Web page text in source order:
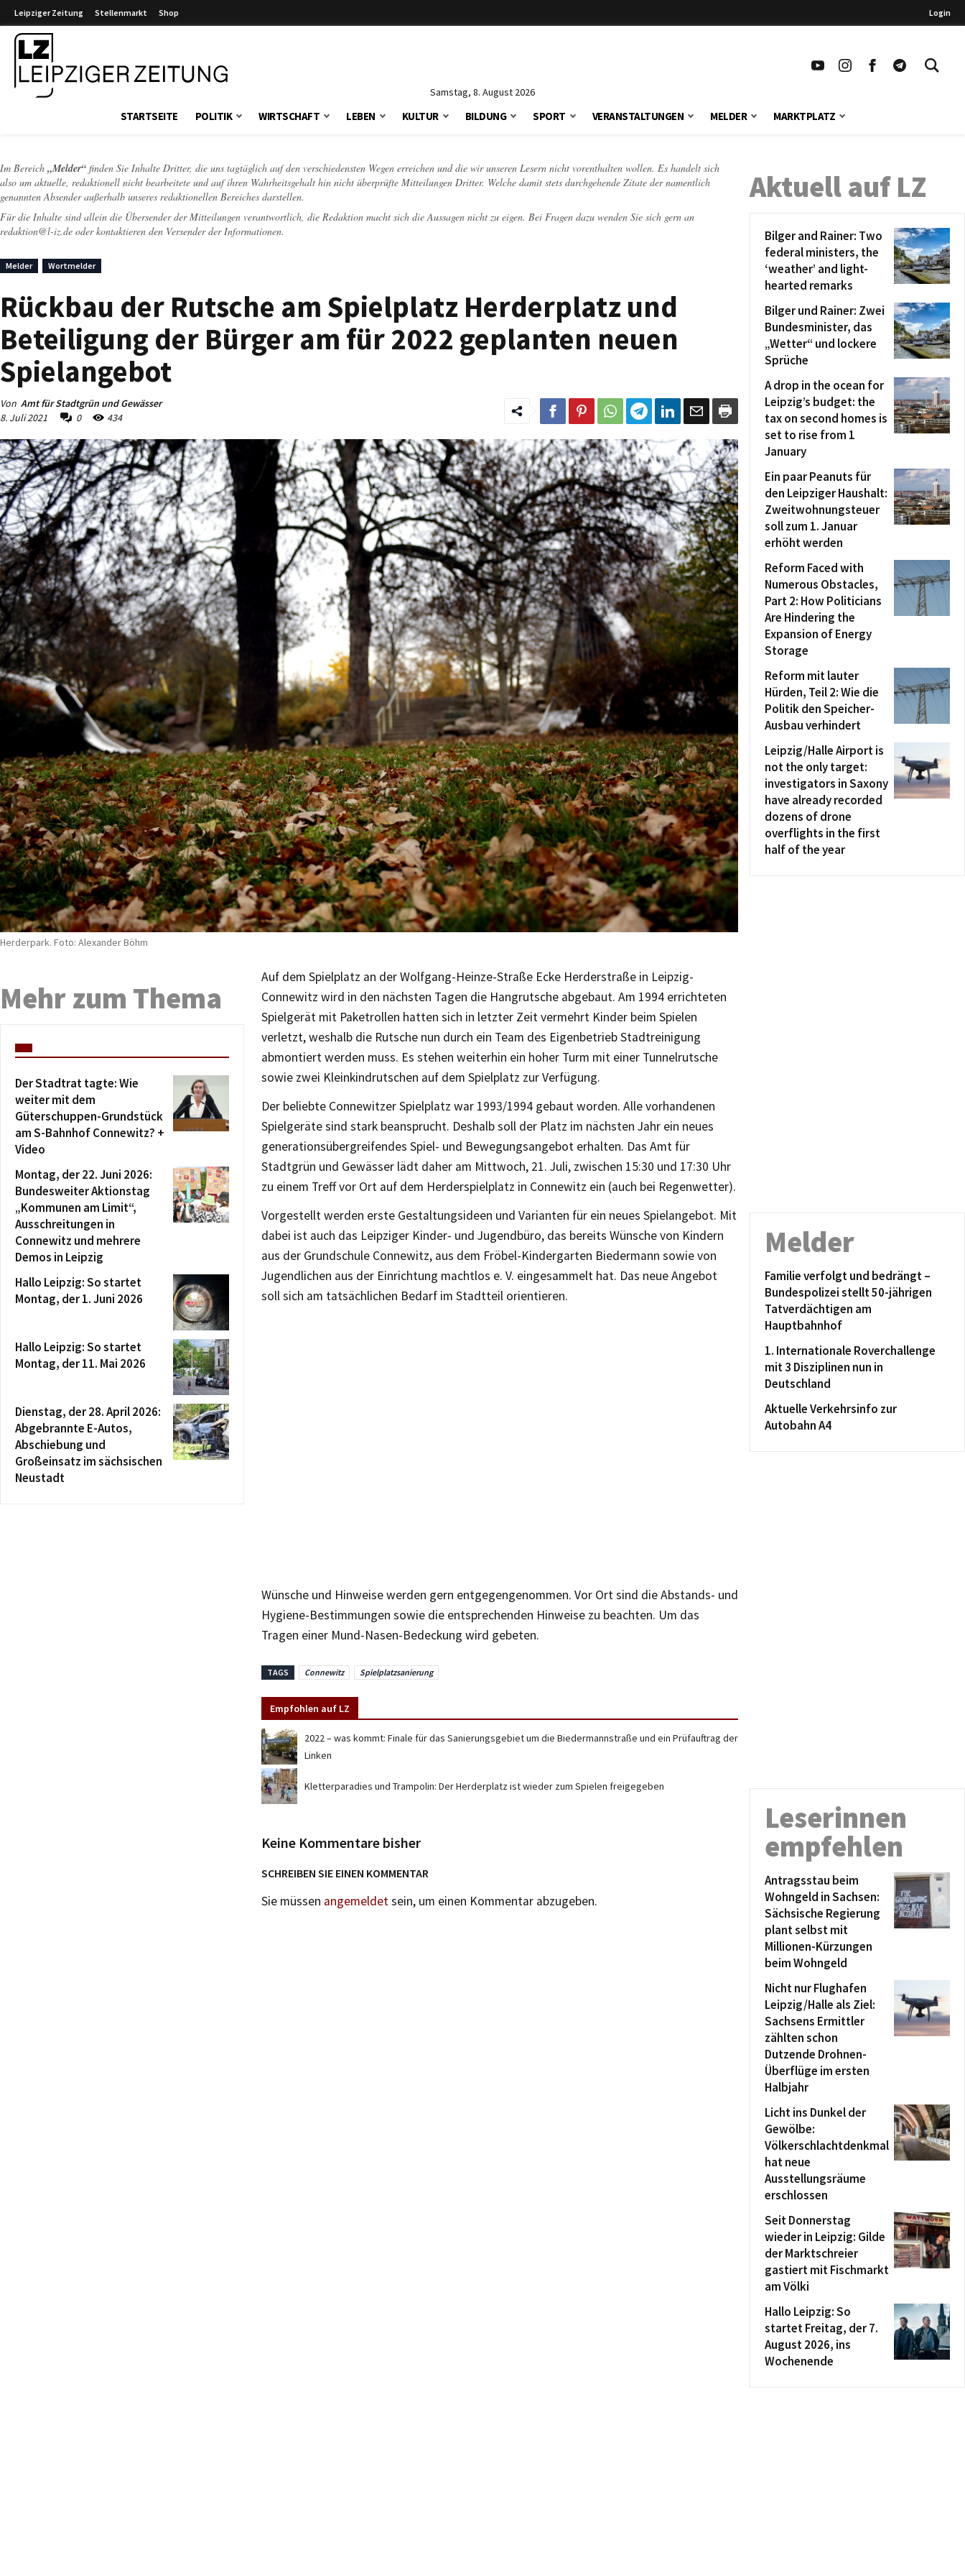
Leipziger Zeitung Stellenmarkt Shop Login
Samstag, 8. August 2026
STARTSEITE POLITIK WIRTSCHAFT LEBEN KULTUR BILDUNG SPORT VERANSTALTUNGEN MELDER MARKTPLATZ
Im Bereich „Melder“ finden Sie Inhalte Dritter, die uns tagtäglich auf den verschiedensten Wegen erreichen und die wir unseren Lesern nicht vorenthalten wollen. Es handelt sich
also um aktuelle, redaktionell nicht bearbeitete und auf ihren Wahrheitsgehalt hin nicht überprüfte Mitteilungen Dritter. Welche damit stets durchgehende Zitate der namentlich
genannten Absender außerhalb unseres redaktionellen Bereiches darstellen.
Für die Inhalte sind allein die Übersender der Mitteilungen verantwortlich, die Redaktion macht sich die Aussagen nicht zu eigen. Bei Fragen dazu wenden Sie sich gern an
redaktion@l-iz.de oder kontaktieren den Versender der Informationen.
Melder Wortmelder
Rückbau der Rutsche am Spielplatz Herderplatz und
Beteiligung der Bürger am für 2022 geplanten neuen
Spielangebot
Von Amt für Stadtgrün und Gewässer
8. Juli 2021
0 434
Herderpark. Foto: Alexander Böhm
Auf dem Spielplatz an der Wolfgang-Heinze-Straße Ecke Herderstraße in Leipzig-
Connewitz wird in den nächsten Tagen die Hangrutsche abgebaut. Am 1994 errichteten
Spielgerät mit Paketrollen hatten sich in letzter Zeit vermehrt Kinder beim Spielen
verletzt, weshalb die Rutsche nun durch ein Team des Eigenbetrieb Stadtreinigung
abmontiert werden muss. Es stehen weiterhin ein hoher Turm mit einer Tunnelrutsche
sowie zwei Kleinkindrutschen auf dem Spielplatz zur Verfügung.
Der beliebte Connewitzer Spielplatz war 1993/1994 gebaut worden. Alle vorhandenen
Spielgeräte sind stark beansprucht. Deshalb soll der Platz im nächsten Jahr ein neues
generationsübergreifendes Spiel- und Bewegungsangebot erhalten. Das Amt für
Stadtgrün und Gewässer lädt daher am Mittwoch, 21. Juli, zwischen 15:30 und 17:30 Uhr
zu einem Treff vor Ort auf dem Herderspielplatz in Connewitz ein (auch bei Regenwetter).
Vorgestellt werden erste Gestaltungsideen und Varianten für ein neues Spielangebot. Mit
dabei ist auch das Leipziger Kinder- und Jugendbüro, das bereits Wünsche von Kindern
aus der Grundschule Connewitz, aus dem Fröbel-Kindergarten Biedermann sowie von
Jugendlichen aus der Einrichtung machtlos e. V. eingesammelt hat. Das neue Angebot
soll sich am tatsächlichen Bedarf im Stadtteil orientieren.
Wünsche und Hinweise werden gern entgegengenommen. Vor Ort sind die Abstands- und
Hygiene-Bestimmungen sowie die entsprechenden Hinweise zu beachten. Um das
Tragen einer Mund-Nasen-Bedeckung wird gebeten.
TAGS Connewitz Spielplatzsanierung
Empfohlen auf LZ
2022 – was kommt: Finale für das Sanierungsgebiet um die Biedermannstraße und ein Prüfauftrag der
Linken
Kletterparadies und Trampolin: Der Herderplatz ist wieder zum Spielen freigegeben
Keine Kommentare bisher
SCHREIBEN SIE EINEN KOMMENTAR
Sie müssen angemeldetsein, um einen Kommentar abzugeben.
Mehr zum Thema
Der Stadtrat tagte: Wie
weiter mit dem
Güterschuppen-Grundstück
am S-Bahnhof Connewitz? +
Video
Montag, der 22. Juni 2026:
Bundesweiter Aktionstag
„Kommunen am Limit“,
Ausschreitungen in
Connewitz und mehrere
Demos in Leipzig
Hallo Leipzig: So startet
Montag, der 1. Juni 2026
Hallo Leipzig: So startet
Montag, der 11. Mai 2026
Dienstag, der 28. April 2026:
Abgebrannte E-Autos,
Abschiebung und
Großeinsatz im sächsischen
Neustadt
Aktuell auf LZ
Bilger and Rainer: Two
federal ministers, the
‘weather’ and light-
hearted remarks
Bilger und Rainer: Zwei
Bundesminister, das
„Wetter“ und lockere
Sprüche
A drop in the ocean for
Leipzig’s budget: the
tax on second homes is
set to rise from 1
January
Ein paar Peanuts für
den Leipziger Haushalt:
Zweitwohnungsteuer
soll zum 1. Januar
erhöht werden
Reform Faced with
Numerous Obstacles,
Part 2: How Politicians
Are Hindering the
Expansion of Energy
Storage
Reform mit lauter
Hürden, Teil 2: Wie die
Politik den Speicher-
Ausbau verhindert
Leipzig/Halle Airport is
not the only target:
investigators in Saxony
have already recorded
dozens of drone
overflights in the first
half of the year
Melder
Familie verfolgt und bedrängt –
Bundespolizei stellt 50-jährigen
Tatverdächtigen am
Hauptbahnhof
1. Internationale Roverchallenge
mit 3 Disziplinen nun in
Deutschland
Aktuelle Verkehrsinfo zur
Autobahn A4
Leserinnen
empfehlen
Antragsstau beim
Wohngeld in Sachsen:
Sächsische Regierung
plant selbst mit
Millionen-Kürzungen
beim Wohngeld
Nicht nur Flughafen
Leipzig/Halle als Ziel:
Sachsens Ermittler
zählten schon
Dutzende Drohnen-
Überflüge im ersten
Halbjahr
Licht ins Dunkel der
Gewölbe:
Völkerschlachtdenkmal
hat neue
Ausstellungsräume
erschlossen
Seit Donnerstag
wieder in Leipzig: Gilde
der Marktschreier
gastiert mit Fischmarkt
am Völki
Hallo Leipzig: So
startet Freitag, der 7.
August 2026, ins
Wochenende